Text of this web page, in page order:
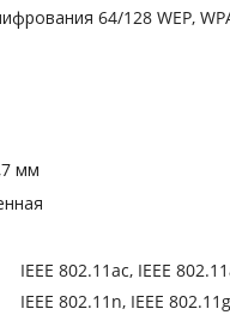
64/128 WEP,
мм
IEEE 802.11ac, IEEE
IEEE 802.11n, IEEE